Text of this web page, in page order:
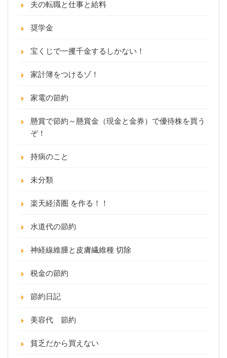
夫の転職と仕事と給料
奨学金
宝くじで一攫千金するしかない！
家計簿をつけるゾ！
家電の節約
懸賞で節約～懸賞金（現金と金券）で優待株を買う
ぞ！
持病のこと
未分類
楽天経済圏 を作る！！
水道代の節約
神経線維腫と皮膚繊維種 切除
税金の節約
節約日記
美容代 節約
貧乏だから買えない